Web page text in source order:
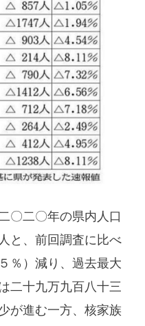
〇二〇年の県内人口
と、前回調査に比べ
％）減り、過去最大
二十九万九百八十三
が進む一方、核家族